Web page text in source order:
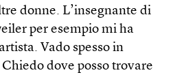
donne. L’insegnante di
per esempio mi ha
Vado spesso in
dove posso trovare